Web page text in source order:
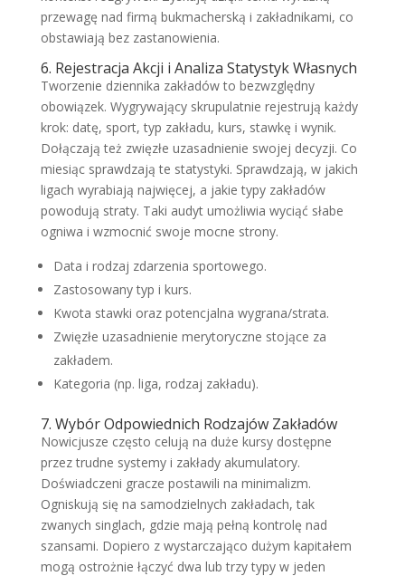
przewagę nad firmą bukmacherską i zakładnikami, co
obstawiają bez zastanowienia.
6. Rejestracja Akcji i Analiza Statystyk Własnych
Tworzenie dziennika zakładów to bezwzględny
obowiązek. Wygrywający skrupulatnie rejestrują każdy
krok: datę, sport, typ zakładu, kurs, stawkę i wynik.
Dołączają też zwięzłe uzasadnienie swojej decyzji. Co
miesiąc sprawdzają te statystyki. Sprawdzają, w jakich
ligach wyrabiają najwięcej, a jakie typy zakładów
powodują straty. Taki audyt umożliwia wyciąć słabe
ogniwa i wzmocnić swoje mocne strony.
Data i rodzaj zdarzenia sportowego.
Zastosowany typ i kurs.
Kwota stawki oraz potencjalna wygrana/strata.
Zwięzłe uzasadnienie merytoryczne stojące za
zakładem.
Kategoria (np. liga, rodzaj zakładu).
7. Wybór Odpowiednich Rodzajów Zakładów
Nowicjusze często celują na duże kursy dostępne
przez trudne systemy i zakłady akumulatory.
Doświadczeni gracze postawili na minimalizm.
Ogniskują się na samodzielnych zakładach, tak
zwanych singlach, gdzie mają pełną kontrolę nad
szansami. Dopiero z wystarczająco dużym kapitałem
mogą ostrożnie łączyć dwa lub trzy typy w jeden